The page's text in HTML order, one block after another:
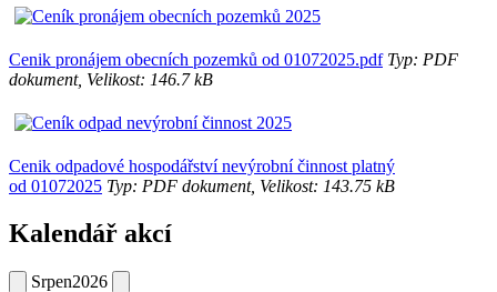
Cenik pronájem obecních pozemků od 01072025.pdfTyp: PDF
dokument, Velikost: 146.7 kB
Cenik odpadové hospodářství nevýrobní činnost platný
od 01072025 Typ: PDF dokument, Velikost: 143.75 kB
Kalendář akcí
Srpen2026